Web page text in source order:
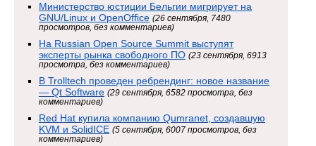
Министерство юстиции Бельгии мигрирует на
GNU/Linux и OpenOffice (26 сентября, 7480
просмотров, без комментариев)
На Russian Open Source Summit выступят
эксперты рынка свободного ПО (23 сентября, 6913
просмотра, без комментариев)
В Trolltech проведен ребрендинг: новое название
— Qt Software (29 сентября, 6582 просмотра, без
комментариев)
Red Hat купила компанию Qumranet, создавшую
KVM и SolidICE (5 сентября, 6007 просмотров, без
комментариев)